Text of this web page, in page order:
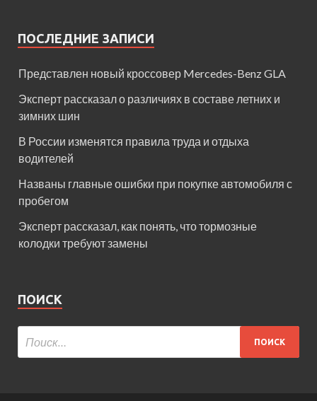
ПОСЛЕДНИЕ ЗАПИСИ
Представлен новый кроссовер Mercedes-Benz GLA
Эксперт рассказал о различиях в составе летних и
зимних шин
В России изменятся правила труда и отдыха
водителей
Названы главные ошибки при покупке автомобиля с
пробегом
Эксперт рассказал, как понять, что тормозные
колодки требуют замены
ПОИСК